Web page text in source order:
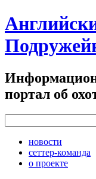
портал об
новости
сеттер-команда
о проекте